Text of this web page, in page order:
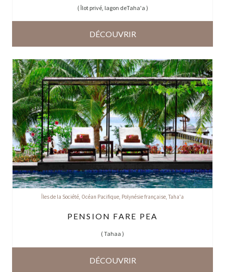
( Îlot privé, lagon deTaha'a )
DÉCOUVRIR
Îles de la Société, Océan Pacifique, Polynésie française, Taha'a
PENSION FARE PEA
( Tahaa )
DÉCOUVRIR